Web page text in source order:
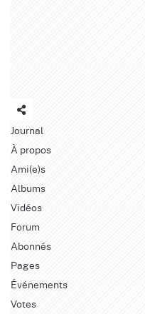
Journal
À propos
Ami(e)s
Albums
Vidéos
Forum
Abonnés
Pages
Événements
Votes